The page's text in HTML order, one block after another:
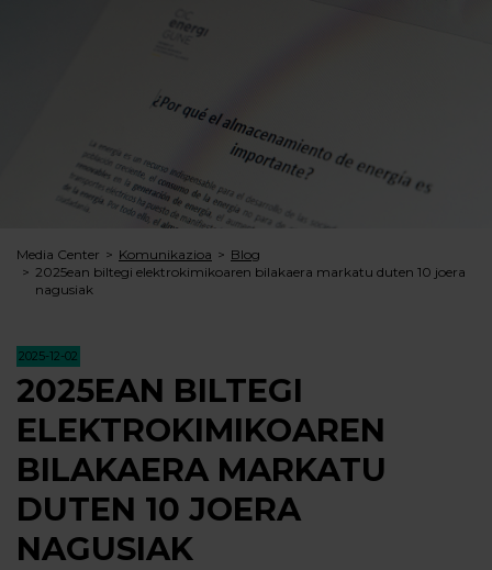
Media Center Komunikazioa
Blog
2025ean biltegi elektrokimikoaren bilakaera markatu duten 10 joera
nagusiak
2025-12-02
2025EAN BILTEGI
ELEKTROKIMIKOAREN
BILAKAERA MARKATU
DUTEN 10 JOERA
NAGUSIAK